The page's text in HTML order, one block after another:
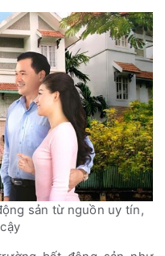
sản từ nguồn uy tín,